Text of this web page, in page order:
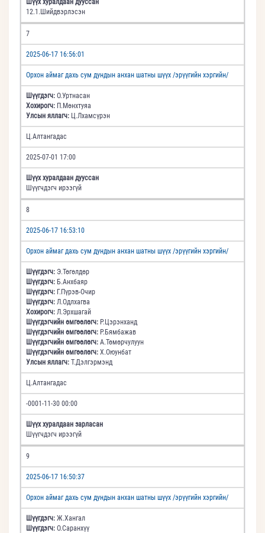
Шүүх хуралдаан дууссан
12.1.Шийдвэрлэсэн
7
2025-06-17 16:56:01
Орхон аймаг дахь сум дундын анхан шатны шүүх /эрүүгийн хэргийн/
Шүүгдэгч: О.Уртнасан
Хохирогч: П.Мөнхтуяа
Улсын яллагч: Ц.Лхамсүрэн
Ц.Алтангадас
2025-07-01 17:00
Шүүх хуралдаан дууссан
Шүүгчдэгч ирээгүй
8
2025-06-17 16:53:10
Орхон аймаг дахь сум дундын анхан шатны шүүх /эрүүгийн хэргийн/
Шүүгдэгч: Э.Төгөлдөр
Шүүгдэгч: Б.Анхбаяр
Шүүгдэгч: Г.Пүрэв-Очир
Шүүгдэгч: Л.Одлхагва
Хохирогч: Л.Эрхшагай
Шүүгдэгчийн өмгөөлөгч: Р.Цэрэнханд
Шүүгдэгчийн өмгөөлөгч: Р.Бямбажав
Шүүгдэгчийн өмгөөлөгч: А.Төмөрчулуун
Шүүгдэгчийн өмгөөлөгч: Х.Оюунбат
Улсын яллагч: Т.Дэлгэрмэнд
Ц.Алтангадас
-0001-11-30 00:00
Шүүх хуралдаан зарласан
Шүүгчдэгч ирээгүй
9
2025-06-17 16:50:37
Орхон аймаг дахь сум дундын анхан шатны шүүх /эрүүгийн хэргийн/
Шүүгдэгч: Ж.Хангал
Шүүгдэгч: О.Саранхүү